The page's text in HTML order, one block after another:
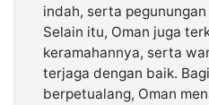
indah, serta
Selain itu, Oman juga
keramahannya, serta
terjaga dengan baik.
berpetualang, Oman